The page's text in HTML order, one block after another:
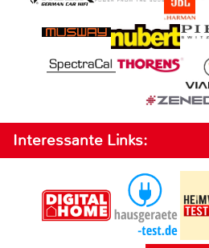
Interessante Links: